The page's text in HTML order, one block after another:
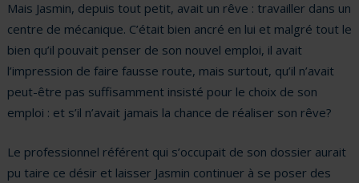
Mais Jasmin, depuis tout petit, avait un rêve : travailler dans un
centre de mécanique. C’était bien ancré en lui et malgré tout le
bien qu’il pouvait penser de son nouvel emploi, il avait
l’impression de faire fausse route, mais surtout, qu’il n’avait
peut-être pas suffisamment insisté pour le choix de son
emploi : et s’il n’avait jamais la chance de réaliser son rêve?
Le professionnel référent qui s’occupait de son dossier aurait
pu taire ce désir et laisser Jasmin continuer à se poser des